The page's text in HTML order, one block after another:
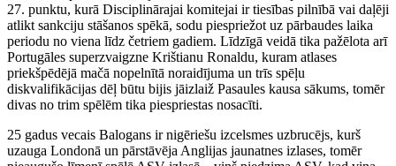
27. punktu, kurā Disciplinārajai komitejai ir tiesības pilnībā vai daļēji
atlikt sankciju stāšanos spēkā, sodu piespriežot uz pārbaudes laika
periodu no viena līdz četriem gadiem. Līdzīgā veidā tika pažēlota arī
Portugāles superzvaigzne Krištianu Ronaldu, kuram atlases
priekšpēdējā mačā nopelnītā noraidījuma un trīs spēļu
diskvalifikācijas dēļ būtu bijis jāizlaiž Pasaules kausa sākums, tomēr
divas no trim spēlēm tika piespriestas nosacīti.
25 gadus vecais Balogans ir nigēriešu izcelsmes uzbrucējs, kurš
uzauga Londonā un pārstāvēja Anglijas jaunatnes izlases, tomēr